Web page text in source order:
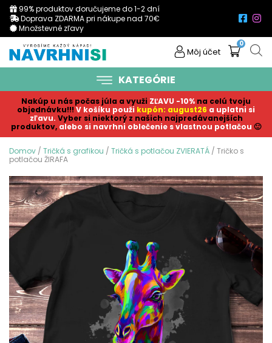
99% produktov doručujeme do 1-2 dní
Doprava ZDARMA pri nákupe nad 70€
Množstevné zľavy
Môj účet
0
KATEGÓRIE
Nakúp u nás počas júla a využi ZĽAVU -10% na celú tvoju
objednávku!!! V košíku použi kupón: august26 a uplatni si
zľavu. Vyber si niektorý z našich najpredávanejších
produktov, alebo si navrhni oblečenie s vlastnou potlačou 🙂
Domov / Tričká s grafikou / Tričká s potlačou ZVIERATÁ / Tričko s
potlačou ŽIRAFA